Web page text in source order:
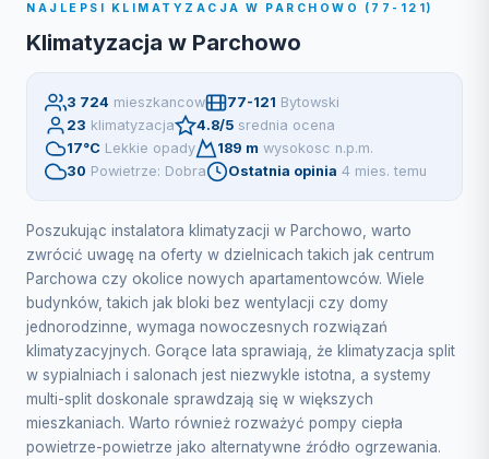
NAJLEPSI KLIMATYZACJA W PARCHOWO (77-121)
Klimatyzacja w Parchowo
3 724 mieszkancow 77-121 Bytowski
23 klimatyzacja 4.8/5 srednia ocena
17°C Lekkie opady 189 m wysokosc n.p.m.
30 Powietrze: Dobra Ostatnia opinia 4 mies. temu
Poszukując instalatora klimatyzacji w Parchowo, warto
zwrócić uwagę na oferty w dzielnicach takich jak centrum
Parchowa czy okolice nowych apartamentowców. Wiele
budynków, takich jak bloki bez wentylacji czy domy
jednorodzinne, wymaga nowoczesnych rozwiązań
klimatyzacyjnych. Gorące lata sprawiają, że klimatyzacja split
w sypialniach i salonach jest niezwykle istotna, a systemy
multi-split doskonale sprawdzają się w większych
mieszkaniach. Warto również rozważyć pompy ciepła
powietrze-powietrze jako alternatywne źródło ogrzewania.